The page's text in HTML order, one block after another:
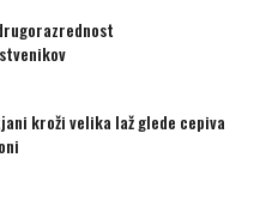
kroži velika laž glede cepiva